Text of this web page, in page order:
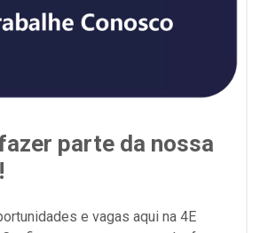
parte da nossa
e vagas aqui na 4E